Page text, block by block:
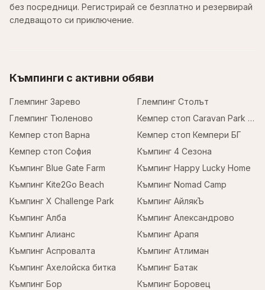
без посредници. Регистрирай се безплатно и резервирай
следващото си приключение.
Къмпинги с активни обяви
Глемпинг Зарево
Глемпинг Столът
Глемпинг Тюленово
Кемпер стоп Caravan Park Sofia
Кемпер стоп Варна
Кемпер стоп Кемпери БГ
Кемпер стоп София
Къмпинг 4 Сезона
Къмпинг Blue Gate Farm
Къмпинг Happy Lucky Home
Къмпинг Kite2Go Beach
Къмпинг Nomad Camp
Къмпинг X Challenge Park
Къмпинг АйлякЪ
Къмпинг Алба
Къмпинг Александрово
Къмпинг Алианс
Къмпинг Арапя
Къмпинг Аспровалта
Къмпинг Атлиман
Къмпинг Ахелойска битка
Къмпинг Батак
Къмпинг Бор
Къмпинг Боровец